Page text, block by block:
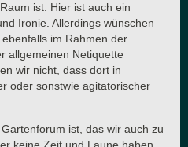
ist. Hier ist auch ein
Ironie. Allerdings wünschen
im Rahmen der
allgemeinen Netiquette
wir nicht, dass dort in
oder sonstwie agitatorischer
ist, das wir auch zu